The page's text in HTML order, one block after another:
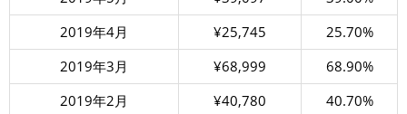
2019年4月
¥25,745
25.70%
2019年3月
¥68,999
68.90%
2019年2月
¥40,780
40.70%